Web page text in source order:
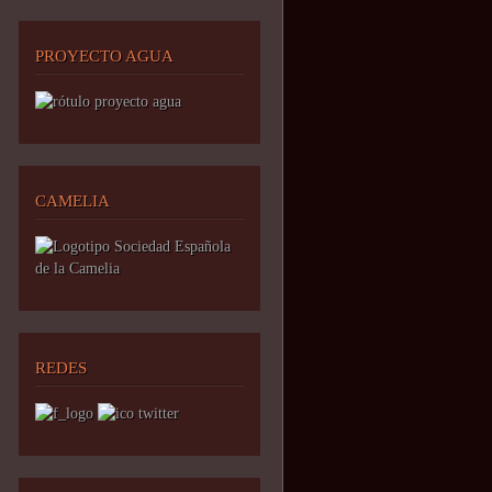
PROYECTO AGUA
CAMELIA
REDES